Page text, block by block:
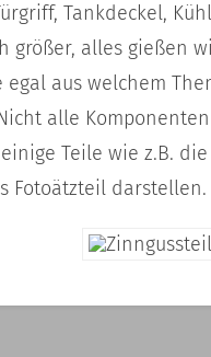
Tankdeckel,
größer, alles gießen
aus welchem
alle
Teile wie z.B.
Fotoätzteil darstellen.